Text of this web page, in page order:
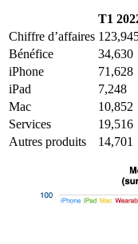
T1
Chiffre d’affaires
Bénéfice
34,630
iPhone
71,628
iPad
7,248
Mac
10,852
Services
19,516
Autres produits
14,701